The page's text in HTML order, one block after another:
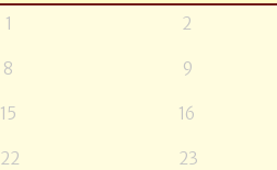
1 2
8 9
15 16
22 23